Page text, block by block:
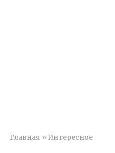
Главная » Интересное